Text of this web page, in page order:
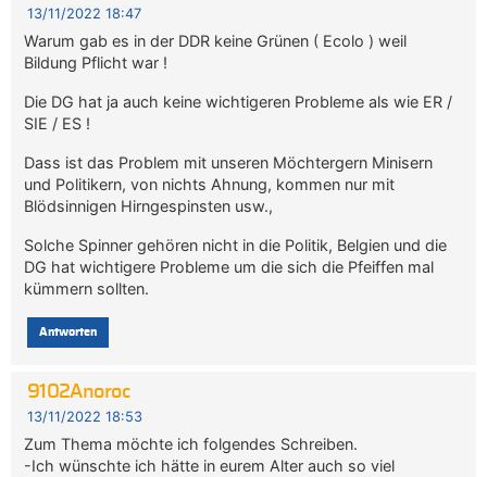
13/11/2022 18:47
Warum gab es in der DDR keine Grünen ( Ecolo ) weil
Bildung Pflicht war !
Die DG hat ja auch keine wichtigeren Probleme als wie ER /
SIE / ES !
Dass ist das Problem mit unseren Möchtergern Minisern
und Politikern, von nichts Ahnung, kommen nur mit
Blödsinnigen Hirngespinsten usw.,
Solche Spinner gehören nicht in die Politik, Belgien und die
DG hat wichtigere Probleme um die sich die Pfeiffen mal
kümmern sollten.
Antworten
9102Anoroc
13/11/2022 18:53
Zum Thema möchte ich folgendes Schreiben.
-Ich wünschte ich hätte in eurem Alter auch so viel